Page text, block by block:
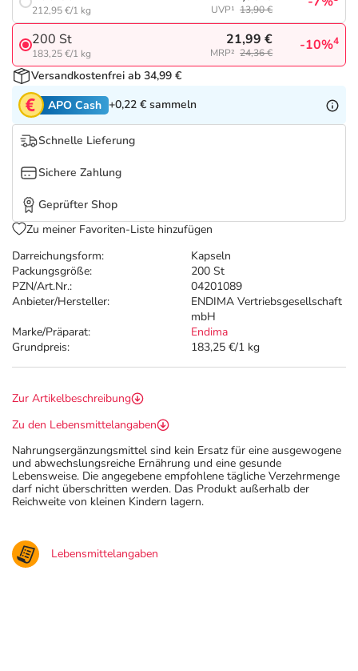
Tierapotheke
Vitamine & Mineralstoffe
Marken
Salus Deals
Darreichungsform:
Kapseln
Packungsgröße:
200 St
PZN/Art.Nr.:
04201089
Anbieter/Hersteller:
ENDIMA Vertriebsgesellschaft
mbH
Marke/Präparat:
Endima
Grundpreis:
183,25 €/1 kg
212,95 €/1 kg UVP¹ 13,90 €
200 St
183,25 €/1 kg
21,99 €
MRP² 24,36 € -10%4
Versandkostenfrei ab 34,99 €
APO Cash +0,22 € sammeln
Schnelle Lieferung
Sichere Zahlung
Geprüfter Shop
Zu meiner Favoriten-Liste hinzufügen
Zur Artikelbeschreibung
Zu den Lebensmittelangaben
Nahrungsergänzungsmittel sind kein Ersatz für eine ausgewogene
und abwechslungsreiche Ernährung und eine gesunde
Lebensweise. Die angegebene empfohlene tägliche Verzehrmenge
darf nicht überschritten werden. Das Produkt außerhalb der
Reichweite von kleinen Kindern lagern.
Lebensmittelangaben